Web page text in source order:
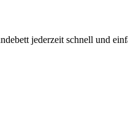
jederzeit schnell und